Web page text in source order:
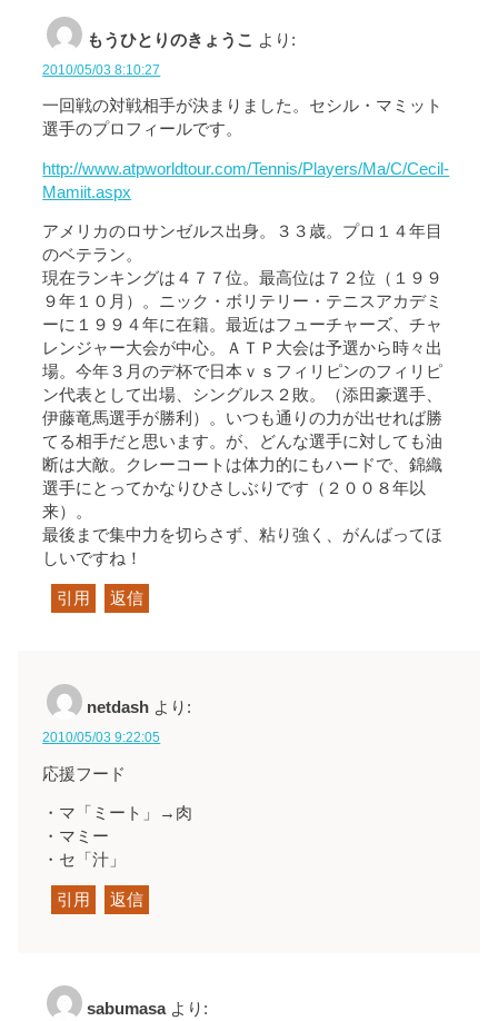
もうひとりのきょうこ より:
2010/05/03 8:10:27
一回戦の対戦相手が決まりました。セシル・マミット
選手のプロフィールです。
http://www.atpworldtour.com/Tennis/Players/Ma/C/Cecil-
Mamiit.aspx
アメリカのロサンゼルス出身。３３歳。プロ１４年目
のベテラン。
現在ランキングは４７７位。最高位は７２位（１９９
９年１０月）。ニック・ボリテリー・テニスアカデミ
ーに１９９４年に在籍。最近はフューチャーズ、チャ
レンジャー大会が中心。ＡＴＰ大会は予選から時々出
場。今年３月のデ杯で日本ｖｓフィリピンのフィリピ
ン代表として出場、シングルス２敗。（添田豪選手、
伊藤竜馬選手が勝利）。いつも通りの力が出せれば勝
てる相手だと思います。が、どんな選手に対しても油
断は大敵。クレーコートは体力的にもハードで、錦織
選手にとってかなりひさしぶりです（２００８年以
来）。
最後まで集中力を切らさず、粘り強く、がんばってほ
しいですね！
引用 返信
netdash より:
2010/05/03 9:22:05
応援フード
・マ「ミート」→肉
・マミー
・セ「汁」
引用 返信
sabumasa より: